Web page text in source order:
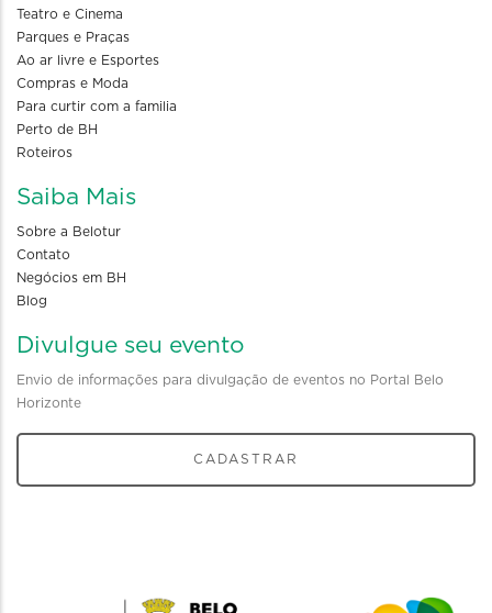
Teatro e Cinema
Parques e Praças
Ao ar livre e Esportes
Compras e Moda
Para curtir com a familia
Perto de BH
Roteiros
Saiba Mais
Sobre a Belotur
Contato
Negócios em BH
Blog
Divulgue seu evento
Envio de informações para divulgação de eventos no Portal Belo
Horizonte
CADASTRAR